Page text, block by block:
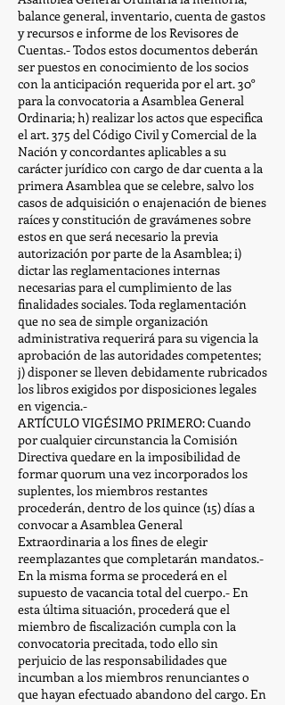
balance general, inventario, cuenta de gastos
y recursos e informe de los Revisores de
Cuentas.- Todos estos documentos deberán
ser puestos en conocimiento de los socios
con la anticipación requerida por el art. 30°
para la convocatoria a Asamblea General
Ordinaria; h) realizar los actos que especifica
el art. 375 del Código Civil y Comercial de la
Nación y concordantes aplicables a su
carácter jurídico con cargo de dar cuenta a la
primera Asamblea que se celebre, salvo los
casos de adquisición o enajenación de bienes
raíces y constitución de gravámenes sobre
estos en que será necesario la previa
autorización por parte de la Asamblea; i)
dictar las reglamentaciones internas
necesarias para el cumplimiento de las
finalidades sociales. Toda reglamentación
que no sea de simple organización
administrativa requerirá para su vigencia la
aprobación de las autoridades competentes;
j) disponer se lleven debidamente rubricados
los libros exigidos por disposiciones legales
en vigencia.-
ARTÍCULO VIGÉSIMO PRIMERO: Cuando
por cualquier circunstancia la Comisión
Directiva quedare en la imposibilidad de
formar quorum una vez incorporados los
suplentes, los miembros restantes
procederán, dentro de los quince (15) días a
convocar a Asamblea General
Extraordinaria a los fines de elegir
reemplazantes que completarán mandatos.-
En la misma forma se procederá en el
supuesto de vacancia total del cuerpo.- En
esta última situación, procederá que el
miembro de fiscalización cumpla con la
convocatoria precitada, todo ello sin
perjuicio de las responsabilidades que
incumban a los miembros renunciantes o
que hayan efectuado abandono del cargo. En